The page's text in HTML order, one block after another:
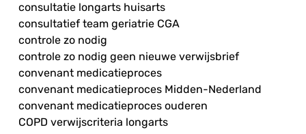
consultatie longarts huisarts
consultatief team geriatrie CGA
controle zo nodig
controle zo nodig geen nieuwe verwijsbrief
convenant medicatieproces
convenant medicatieproces Midden-Nederland
convenant medicatieproces ouderen
COPD verwijscriteria longarts